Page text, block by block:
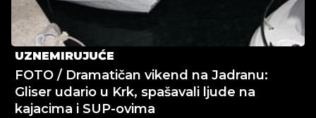
UZNEMIRUJUĆE
FOTO / Dramatičan vikend na Jadranu:
Gliser udario u Krk, spašavali ljude na
kajacima i SUP-ovima